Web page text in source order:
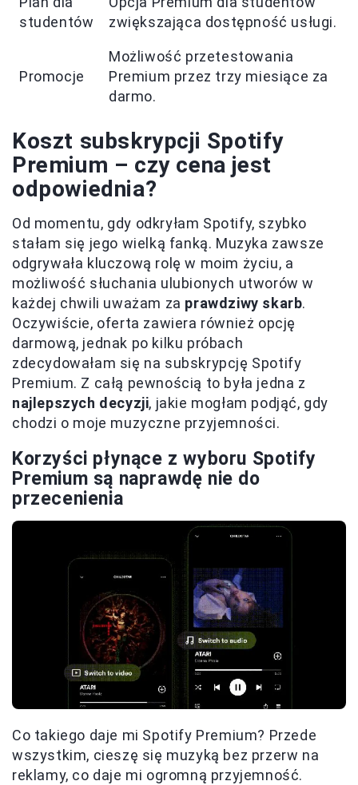
studentów
zwiększająca dostępność usługi.
Promocje
Możliwość przetestowania
Premium przez trzy miesiące za
darmo.
Koszt subskrypcji Spotify
Premium – czy cena jest
odpowiednia?
Od momentu, gdy odkryłam Spotify, szybko
stałam się jego wielką fanką. Muzyka zawsze
odgrywała kluczową rolę w moim życiu, a
możliwość słuchania ulubionych utworów w
każdej chwili uważam za prawdziwy skarb.
Oczywiście, oferta zawiera również opcję
darmową, jednak po kilku próbach
zdecydowałam się na subskrypcję Spotify
Premium. Z całą pewnością to była jedna z
najlepszych decyzji, jakie mogłam podjąć, gdy
chodzi o moje muzyczne przyjemności.
Korzyści płynące z wyboru Spotify
Premium są naprawdę nie do
przecenienia
Co takiego daje mi Spotify Premium? Przede
wszystkim, cieszę się muzyką bez przerw na
reklamy, co daje mi ogromną przyjemność.